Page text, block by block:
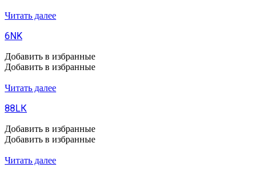
Читать далее
6NK
Добавить в избранные
Добавить в избранные
Читать далее
88LК
Добавить в избранные
Добавить в избранные
Читать далее